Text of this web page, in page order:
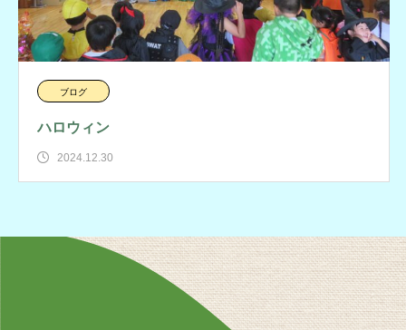
ブログ
ハロウィン
2024.12.30